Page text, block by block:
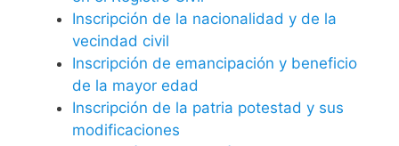
Inscripción de la nacionalidad y de la
vecindad civil
Inscripción de emancipación y beneficio
de la mayor edad
Inscripción de la patria potestad y sus
modificaciones